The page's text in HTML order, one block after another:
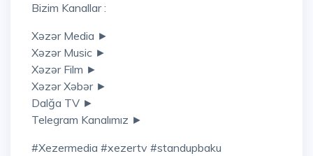
Bizim Kanallar :
Xəzər Media ►
Xəzər Music ►
Xəzər Film ►
Xəzər Xəbər ►
Dalğa TV ►
Telegram Kanalımız ►
#xezermedia #xezertv #standupbaku